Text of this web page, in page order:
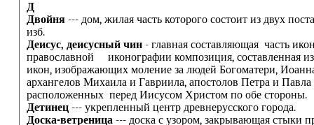
Д
Двойня--- дом, жилая часть которого состоит из двух
изб.
Деисус, деисусный чин- главная составляющая часть
православной иконографии композиция, составленная
икон, изображающих моление за людей Богоматери,
архангелов Михаила и Гавриила, апостолов Петра и Павла
расположенных перед Иисусом Христом по обе стороны.
Детинец --- укрепленный центр древнерусского города.
Доска-ветреница--- доска с узором, закрывающая стыки